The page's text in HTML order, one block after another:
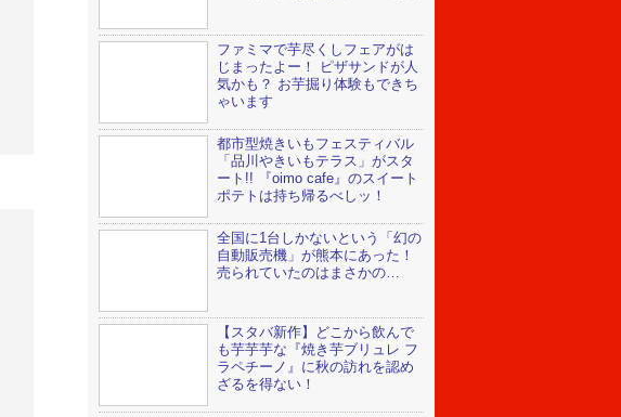
ファミマで芋尽くしフェアがは
じまったよー！ ピザサンドが人
気かも？ お芋掘り体験もできち
ゃいます
都市型焼きいもフェスティバル
「品川やきいもテラス」がスタ
ート!! 『oimo cafe』のスイート
ポテトは持ち帰るべしッ！
全国に1台しかないという「幻の
自動販売機」が熊本にあった！
売られていたのはまさかの…
【スタバ新作】どこから飲んで
も芋芋芋な『焼き芋ブリュレ フ
ラペチーノ』に秋の訪れを認め
ざるを得ない！